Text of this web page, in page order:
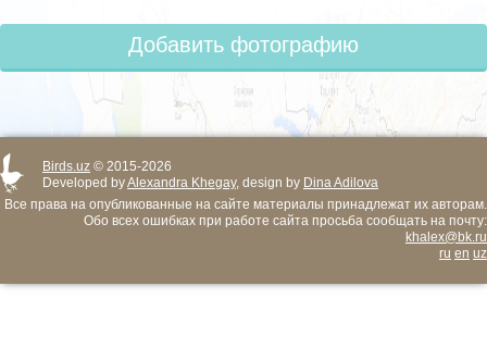
Добавить фотографию
Birds.uz © 2015-2026
Developed byAlexandra Khegay, design by Dina Adilova
Все права на опубликованные на сайте материалы принадлежат их авторам.
Обо всех ошибках при работе сайта просьба сообщать на почту:
khalex@bk.ru
ru en uz